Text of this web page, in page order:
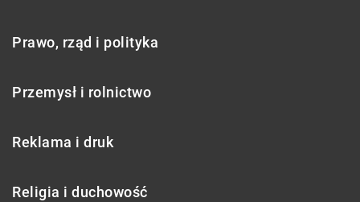
Prawo, rząd i polityka
Przemysł i rolnictwo
Reklama i druk
Religia i duchowość